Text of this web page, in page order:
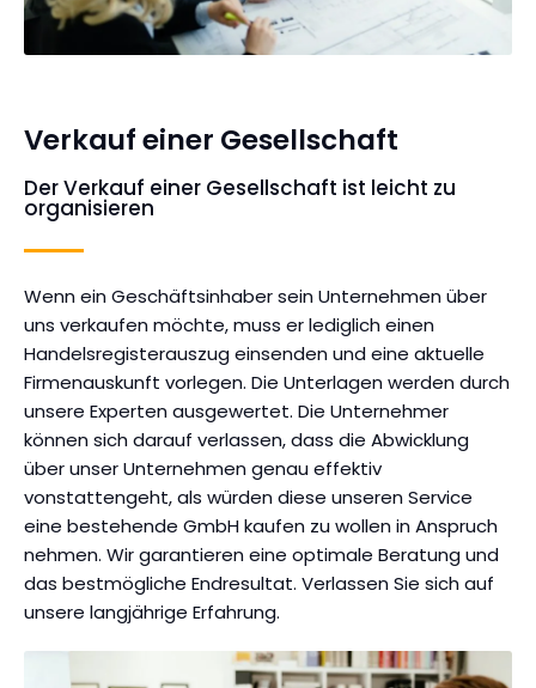
Verkauf einer Gesellschaft
Der Verkauf einer Gesellschaft ist leicht zu
organisieren
Wenn ein Geschäftsinhaber sein Unternehmen über
uns verkaufen möchte, muss er lediglich einen
Handelsregisterauszug einsenden und eine aktuelle
Firmenauskunft vorlegen. Die Unterlagen werden durch
unsere Experten ausgewertet. Die Unternehmer
können sich darauf verlassen, dass die Abwicklung
über unser Unternehmen genau effektiv
vonstattengeht, als würden diese unseren Service
eine bestehende GmbH kaufen zu wollen in Anspruch
nehmen. Wir garantieren eine optimale Beratung und
das bestmögliche Endresultat. Verlassen Sie sich auf
unsere langjährige Erfahrung.